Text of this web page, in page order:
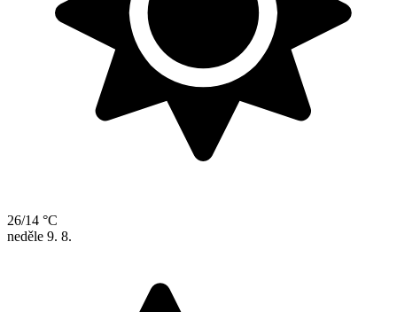
26/14 °C
neděle 9. 8.